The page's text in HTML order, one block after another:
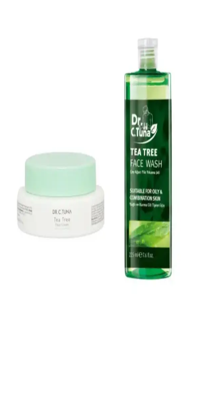
Akne ve Yağlı Ciltler İçin Yüz Temizleme Jeli Seçimi
Akne ve yağlı cilt sorunlarına karşı etkili yüz temizleme jelleri,
Kremi Makyaj ve Yüz Temizleme Jeli: Doğal
İçeriğiyle Cilt Bakımında Yeni Dönem
Doğal içerikli bu yüz temizleme jeli, makyajı nazikçe çıkarır, cildi
nemlendirir ve güçlendirir. Vegan formülüyle çevre dostu, tüm cilt
tiplerine uygun, ferahlatıcı ve etkili bir bakım sağlar.
Doğal Yüz Temizleme Köpükleri ile Canlandırıcı ve
Hassas Cilt Bakımı Rehberi
Doğal yüz temizleme köpükleri, bitkisel içeriklerle hassas ve kuru
ciltlere uygun, derinlemesine temizlik sağlayan ve cilde canlılık
kazandıran ürünlerdir.
Büyük Boy Yüz Temizleme Köpükleri: Ekonomik ve